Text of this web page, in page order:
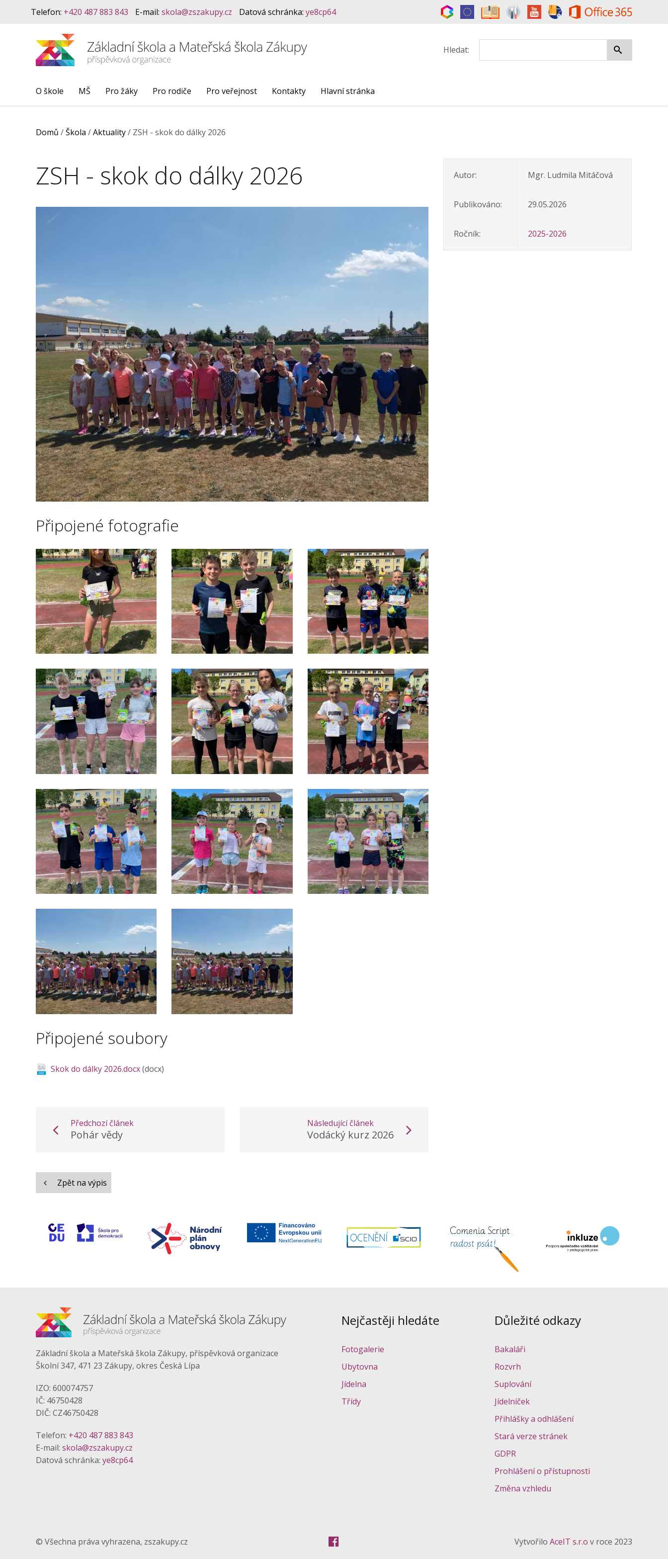
Telefon: +420 487 883 843 E-mail: skola@zszakupy.cz Datová schránka: ye8cp64
Hledat:
O škole MŠ Pro žáky Pro rodiče Pro veřejnost Kontakty Hlavní stránka
Domů /Škola /Aktuality/ ZSH - skok do dálky 2026
ZSH - skok do dálky 2026
Připojené fotografie
Připojené soubory
Skok do dálky 2026.docx(docx)
Předchozí článek
Pohár vědy
Následující článek
Vodácký kurz 2026
Autor: Mgr. Ludmila Mitáčová
Publikováno: 29.05.2026
Ročník: 2025-2026
Zpět na výpis
Základní škola a Mateřská škola Zákupy, příspěvková organizace
Školní 347, 471 23 Zákupy, okres Česká Lípa
IZO: 600074757
IČ: 46750428
DIČ: CZ46750428
Telefon: +420 487 883 843
E-mail: skola@zszakupy.cz
Datová schránka: ye8cp64
Nejčastěji hledáte
Fotogalerie
Ubytovna
Jídelna
Třídy
Důležité odkazy
Bakaláři
Rozvrh
Suplování
Jídelníček
Přihlášky a odhlášení
Stará verze stránek
GDPR
Prohlášení o přístupnosti
Změna vzhledu
© Všechna práva vyhrazena, zszakupy.cz Vytvořilo AceIT s.r.o v roce 2023